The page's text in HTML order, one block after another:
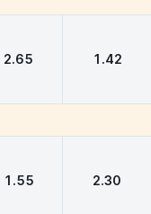
2.65 1.42
1.55 2.30